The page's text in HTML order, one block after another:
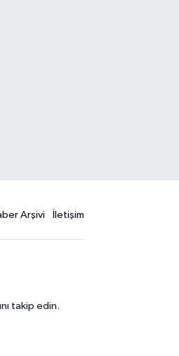
Arşivi İletişim
takip edin.